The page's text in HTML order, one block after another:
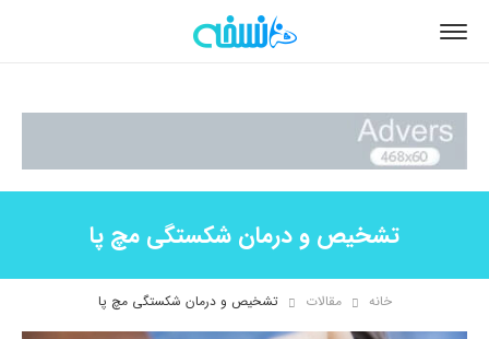
تشخیص و درمان شکستگی مچ پا
خانه مقالات تشخیص و درمان شکستگی مچ پا